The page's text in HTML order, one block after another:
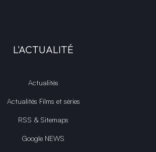
L'ACTUALITÉ
Actualités
Actualités Films et séries
RSS & Sitemaps
Google NEWS